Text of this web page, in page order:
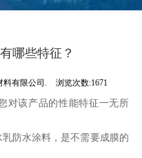
哪些特征？
料有限公司. 浏览次数:1671
对该产品的性能特征一无所
防水涂料，是不需要成膜的